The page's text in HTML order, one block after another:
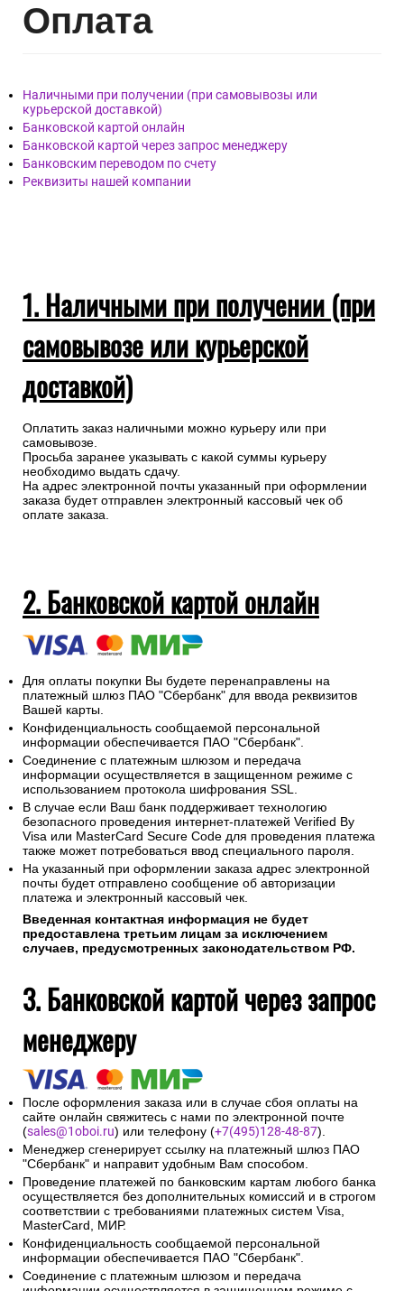
Оплата
Наличными при получении (при самовывозы или
курьерской доставкой)
Банковской картой онлайн
Банковской картой через запрос менеджеру
Банковским переводом по счету
Реквизиты нашей компании
1. Наличными при получении (при
самовывозе или курьерской
доставкой)
Оплатить заказ наличными можно курьеру или при
самовывозе.
Просьба заранее указывать с какой суммы курьеру
необходимо выдать сдачу.
На адрес электронной почты указанный при оформлении
заказа будет отправлен электронный кассовый чек об
оплате заказа.
2. Банковской картой онлайн
Для оплаты покупки Вы будете перенаправлены на
платежный шлюз ПАО "Сбербанк" для ввода реквизитов
Вашей карты.
Конфиденциальность сообщаемой персональной
информации обеспечивается ПАО "Сбербанк".
Соединение с платежным шлюзом и передача
информации осуществляется в защищенном режиме с
использованием протокола шифрования SSL.
В случае если Ваш банк поддерживает технологию
безопасного проведения интернет-платежей Verified By
Visa или MasterCard Secure Code для проведения платежа
также может потребоваться ввод специального пароля.
На указанный при оформлении заказа адрес электронной
почты будет отправлено сообщение об авторизации
платежа и электронный кассовый чек.
Введенная контактная информация не будет
предоставлена третьим лицам за исключением
случаев, предусмотренных законодательством РФ.
3. Банковской картой через запрос
менеджеру
После оформления заказа или в случае сбоя оплаты на
сайте онлайн свяжитесь с нами по электронной почте
(sales@1oboi.ru) или телефону (+7(495)128-48-87).
Менеджер сгенерирует ссылку на платежный шлюз ПАО
"Сбербанк" и направит удобным Вам способом.
Проведение платежей по банковским картам любого банка
осуществляется без дополнительных комиссий и в строгом
соответствии с требованиями платежных систем Visa,
MasterCard, МИР.
Конфиденциальность сообщаемой персональной
информации обеспечивается ПАО "Сбербанк".
Соединение с платежным шлюзом и передача